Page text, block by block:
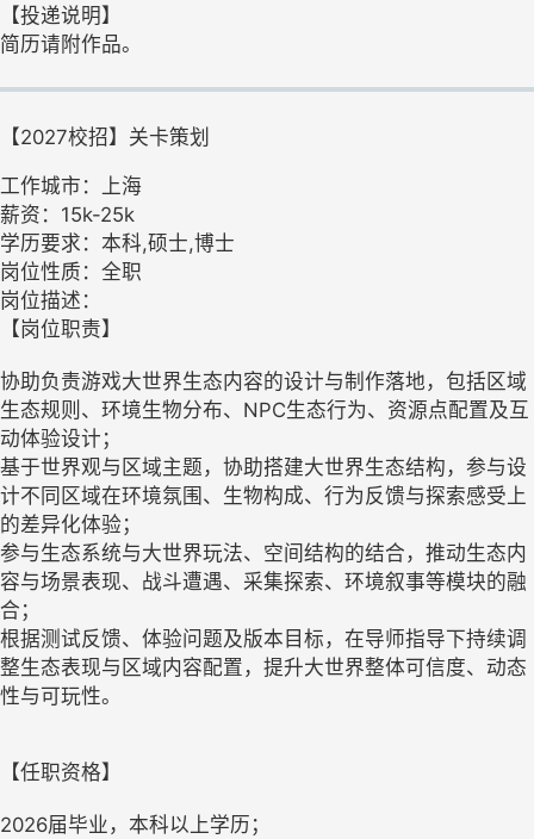
【投递说明】
简历请附作品。
【2027校招】关卡策划
工作城市：上海
薪资：15k-25k
学历要求：本科,硕士,博士
岗位性质：全职
岗位描述：
【岗位职责】
协助负责游戏大世界生态内容的设计与制作落地，包括区域
生态规则、环境生物分布、NPC生态行为、资源点配置及互
动体验设计；
基于世界观与区域主题，协助搭建大世界生态结构，参与设
计不同区域在环境氛围、生物构成、行为反馈与探索感受上
的差异化体验；
参与生态系统与大世界玩法、空间结构的结合，推动生态内
容与场景表现、战斗遭遇、采集探索、环境叙事等模块的融
合；
根据测试反馈、体验问题及版本目标，在导师指导下持续调
整生态表现与区域内容配置，提升大世界整体可信度、动态
性与可玩性。
【任职资格】
2026届毕业，本科以上学历；